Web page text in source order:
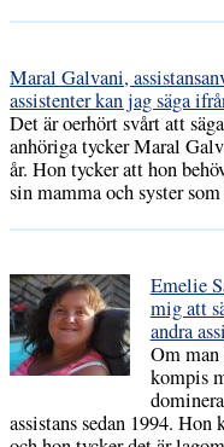
Maral Galvani,
assistenter kan jag säga
Det är oerhört svårt att
anhöriga tycker Maral
år. Hon tycker att hon
sin mamma och syster som
Emelie
mig att
andra
Om
kompis
assistans sedan 1994.